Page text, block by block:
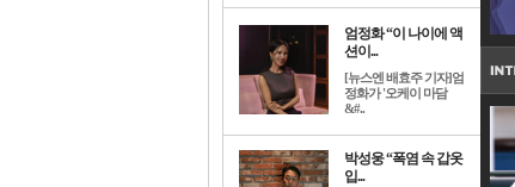
엄정화 “이 나이에 액
션이...
[뉴스엔 배효주 기자]엄
정화가 '오케이 마담
&#..
박성웅 “폭염 속 갑옷
입...